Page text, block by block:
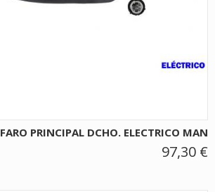
FARO PRINCIPAL DCHO. ELECTRICO MAN
97,30 €